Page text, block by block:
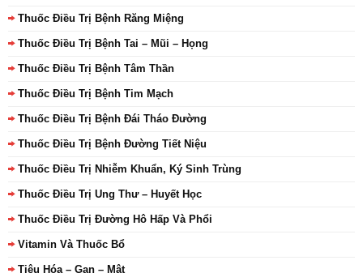
Thuốc Điều Trị Bệnh Răng Miệng
Thuốc Điều Trị Bệnh Tai – Mũi – Họng
Thuốc Điều Trị Bệnh Tâm Thần
Thuốc Điều Trị Bệnh Tim Mạch
Thuốc Điều Trị Bệnh Đái Tháo Đường
Thuốc Điều Trị Bệnh Đường Tiết Niệu
Thuốc Điều Trị Nhiễm Khuẩn, Ký Sinh Trùng
Thuốc Điều Trị Ung Thư – Huyết Học
Thuốc Điều Trị Đường Hô Hấp Và Phổi
Vitamin Và Thuốc Bổ
Tiêu Hóa – Gan – Mật